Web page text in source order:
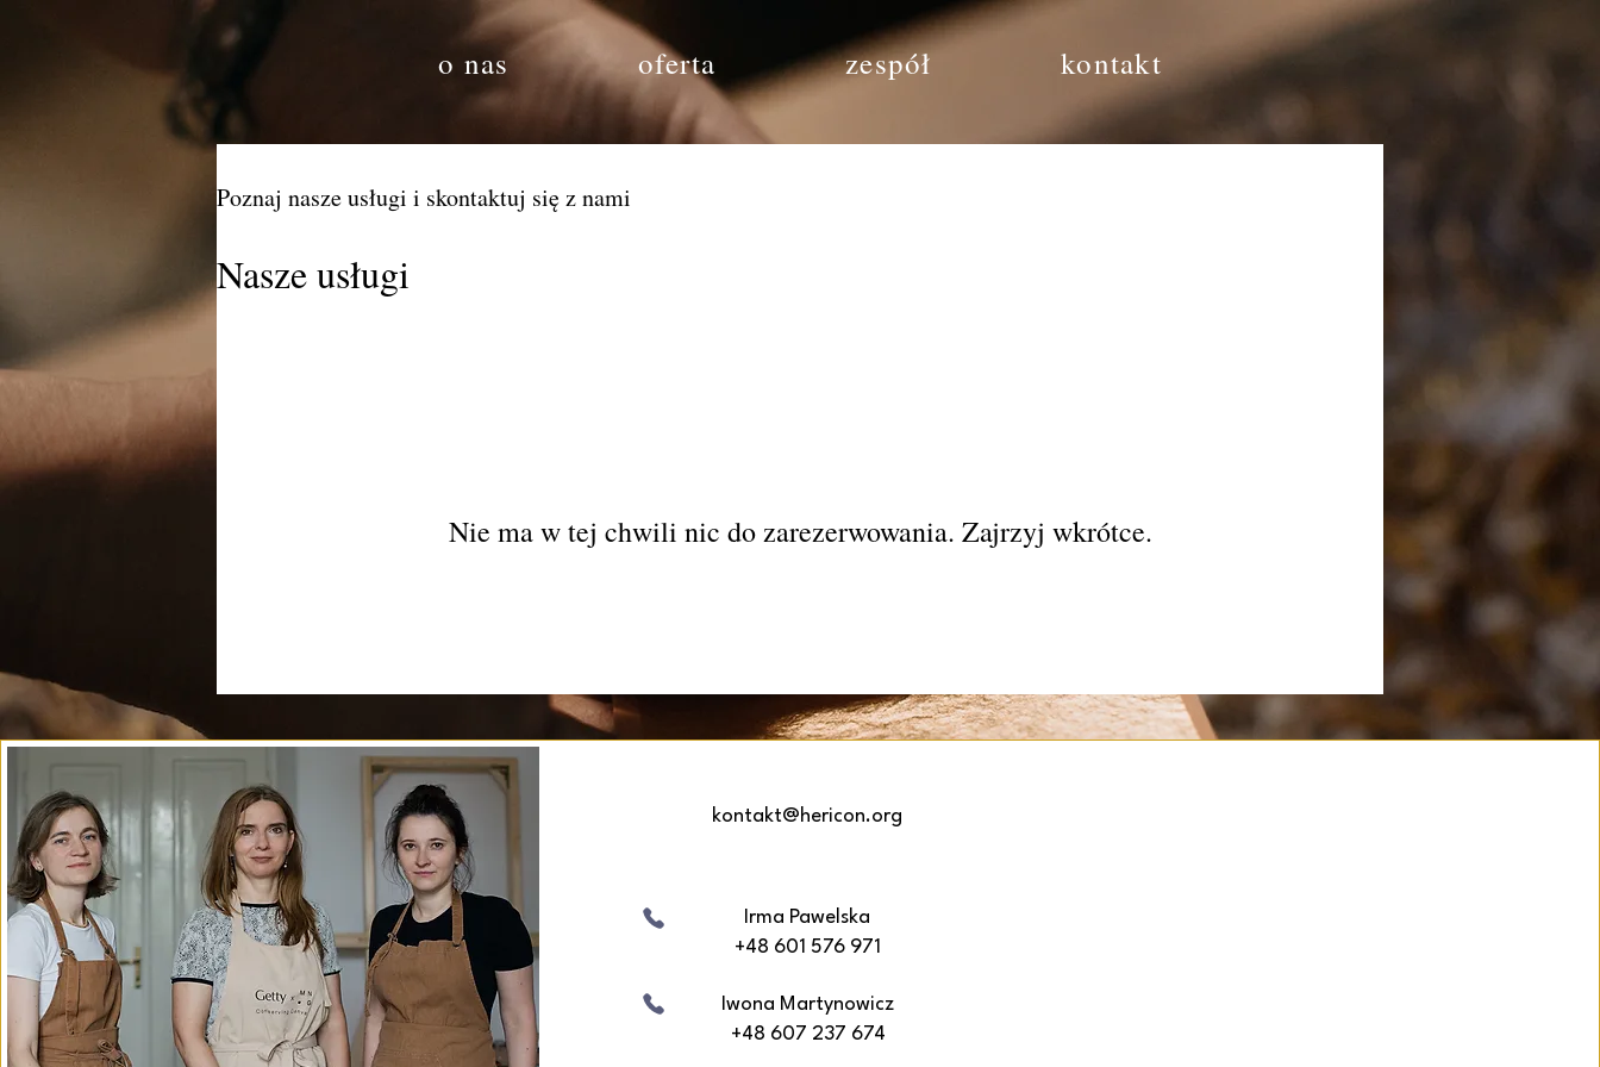
o nas oferta zespół kontakt
Poznaj nasze usługi i skontaktuj się z nami
Nasze usługi
Nie ma w tej chwili nic do zarezerwowania. Zajrzyj wkrótce.
kontakt@hericon.org
Irma Pawelska
+48 601 576 971
Iwona Martynowicz
+48 607 237 674